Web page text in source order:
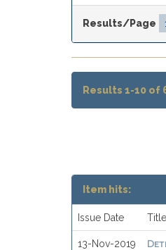
Results/Page
Results 1-10 of
Item hits:
Issue Date Title
13-Nov-2019